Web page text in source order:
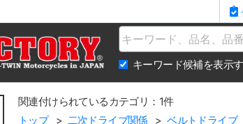
Name
キーワード候補を表示
関連付けられているカテゴリ：1件
トップ
二次ドライブ関係 ベルトドライブ